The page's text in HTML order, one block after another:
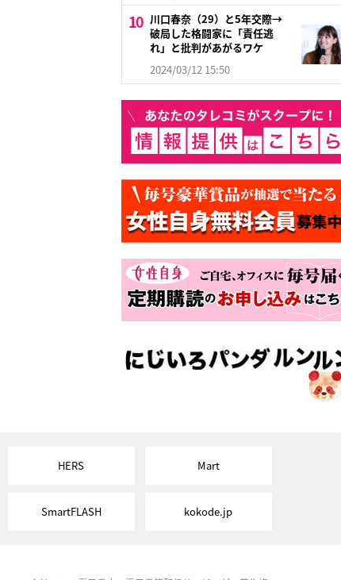
川口春奈（29）と5年交際→
破局した格闘家に「責任逃
れ」と批判があがるワケ
2024/03/12 15:50
HERS Mart
SmartFLASH kokode.jp